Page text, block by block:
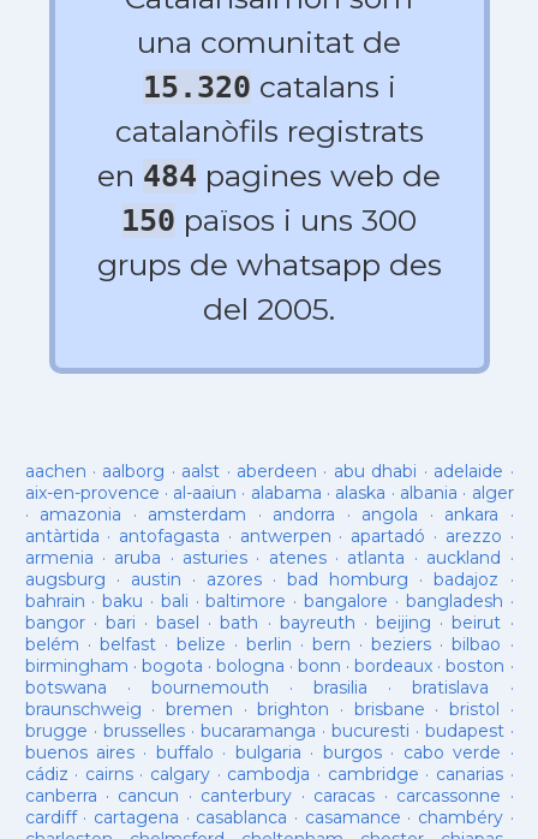
una comunitat de
15.320 catalans i
catalanòfils registrats
en 484 pagines web de
150 països i uns 300
grups de whatsapp des
del 2005.
aachen · aalborg · aalst · aberdeen · abu dhabi · adelaide ·
aix-en-provence · al-aaiun · alabama · alaska · albania · alger
· amazonia · amsterdam · andorra · angola · ankara ·
antàrtida · antofagasta · antwerpen · apartadó · arezzo ·
armenia · aruba · asturies· atenes· atlanta · auckland ·
augsburg · austin · azores·bad homburg ·badajoz ·
bahrain ·baku · bali ·baltimore ·bangalore · bangladesh ·
bangor· bari ·basel ·bath · bayreuth ·beijing ·beirut ·
belém · belfast· belize · berlin ·bern ·beziers ·bilbao ·
birmingham · bogota · bologna ·bonn ·bordeaux ·boston ·
botswana · bournemouth ·brasilia ·bratislava ·
braunschweig · bremen ·brighton · brisbane · bristol ·
brugge · brusselles· bucaramanga · bucuresti · budapest·
buenos aires· buffalo · bulgaria · burgos· cabo verde ·
cádiz · cairns· calgary · cambodja · cambridge · canarias·
canberra · cancun · canterbury · caracas · carcassonne ·
cardiff· cartagena · casablanca · casamance · chambéry·